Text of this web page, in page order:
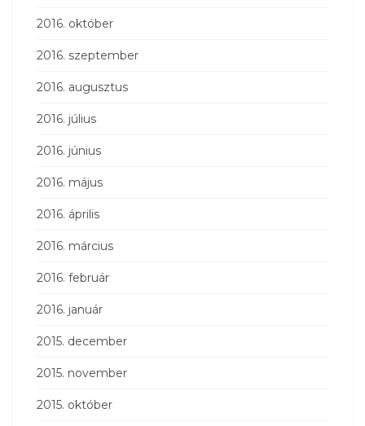
2016. október
2016. szeptember
2016. augusztus
2016. július
2016. június
2016. május
2016. április
2016. március
2016. február
2016. január
2015. december
2015. november
2015. október